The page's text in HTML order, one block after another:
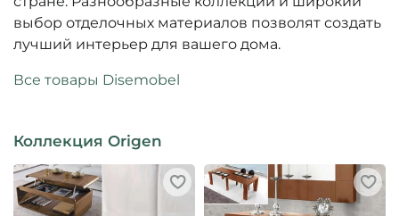
выбор отделочных материалов позволят создать
лучший интерьер для вашего дома.
Все товары Disemobel
Коллекция Origen